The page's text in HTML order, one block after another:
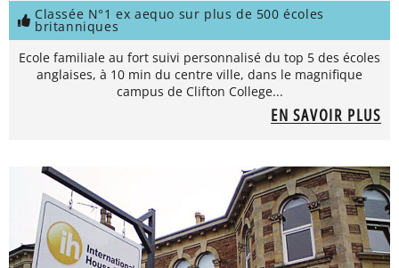
Classée N°1 ex aequo sur plus de 500 écoles
britanniques
Ecole familiale au fort suivi personnalisé du top 5 des écoles
anglaises, à 10 min du centre ville, dans le magnifique
campus de Clifton College...
EN SAVOIR PLUS